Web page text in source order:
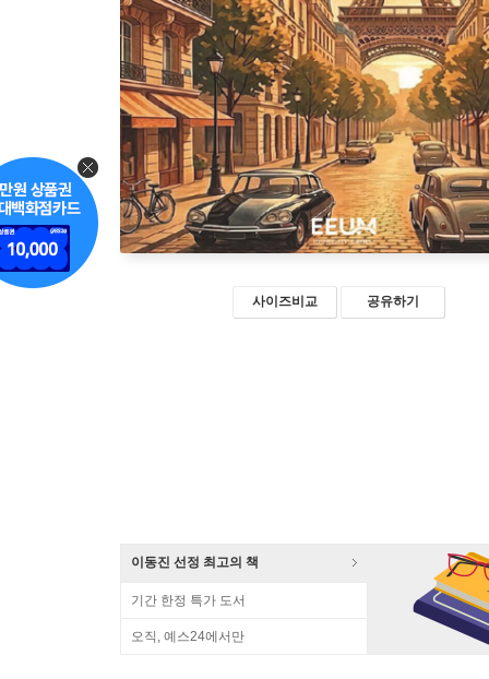
사이즈비교 공유하기
이동진 선정 최고의 책
기간 한정 특가 도서
오직, 예스24에서만